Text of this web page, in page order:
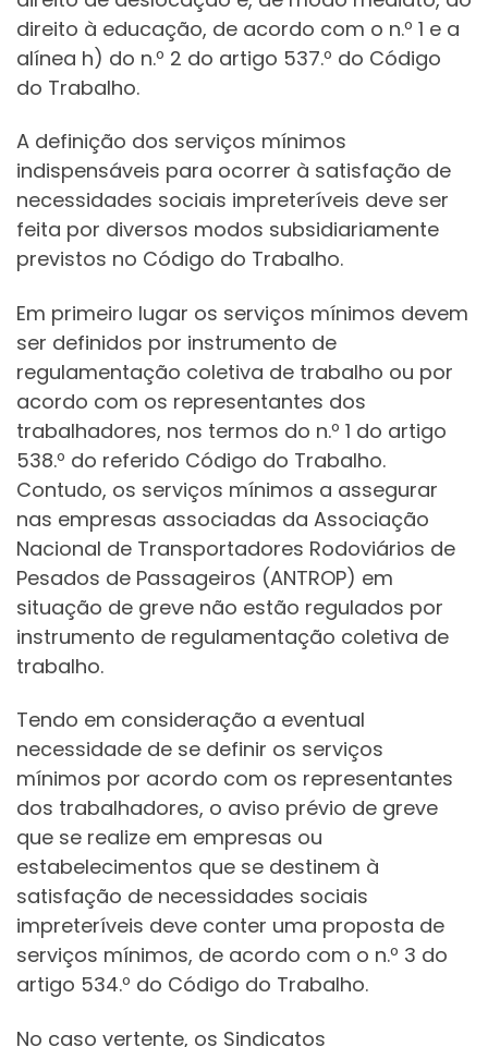
direito à educação, de acordo com o n.º 1 e a
alínea h) do n.º 2 do artigo 537.º do Código
do Trabalho.
A definição dos serviços mínimos
indispensáveis para ocorrer à satisfação de
necessidades sociais impreteríveis deve ser
feita por diversos modos subsidiariamente
previstos no Código do Trabalho.
Em primeiro lugar os serviços mínimos devem
ser definidos por instrumento de
regulamentação coletiva de trabalho ou por
acordo com os representantes dos
trabalhadores, nos termos do n.º 1 do artigo
538.º do referido Código do Trabalho.
Contudo, os serviços mínimos a assegurar
nas empresas associadas da Associação
Nacional de Transportadores Rodoviários de
Pesados de Passageiros (ANTROP) em
situação de greve não estão regulados por
instrumento de regulamentação coletiva de
trabalho.
Tendo em consideração a eventual
necessidade de se definir os serviços
mínimos por acordo com os representantes
dos trabalhadores, o aviso prévio de greve
que se realize em empresas ou
estabelecimentos que se destinem à
satisfação de necessidades sociais
impreteríveis deve conter uma proposta de
serviços mínimos, de acordo com o n.º 3 do
artigo 534.º do Código do Trabalho.
No caso vertente, os Sindicatos